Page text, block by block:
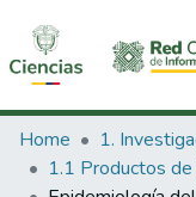
Communities &
All of DSpace
Home